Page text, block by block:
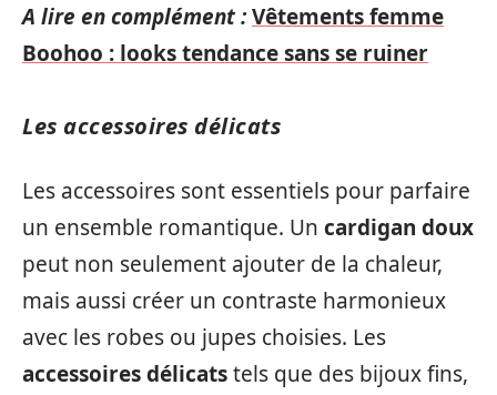
A lire en complément :Vêtements femme
Boohoo : looks tendance sans se ruiner
Les accessoires délicats
Les accessoires sont essentiels pour parfaire
un ensemble romantique. Un cardigan doux
peut non seulement ajouter de la chaleur,
mais aussi créer un contraste harmonieux
avec les robes ou jupes choisies. Les
accessoires délicatstels que des bijoux fins,